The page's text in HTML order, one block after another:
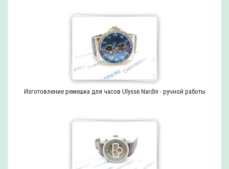
Изготовление ремешка для часов Ulysse Nardin - ручной работы